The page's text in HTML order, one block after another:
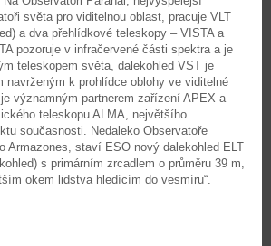
světa pro viditelnou oblast, pracuje VLT
a dva přehlídkové teleskopy – VISTA a
pozoruje v infračervené části spektra a je
teleskopem světa, dalekohled VST je
navrženým k prohlídce oblohy ve viditelné
významným partnerem zařízení APEX a
teleskopu ALMA, největšího
současnosti. Nedaleko Observatoře
Armazones, staví ESO nový dalekohled ELT
s primárním zrcadlem o průměru 39 m,
okem lidstva hledícím do vesmíru“.